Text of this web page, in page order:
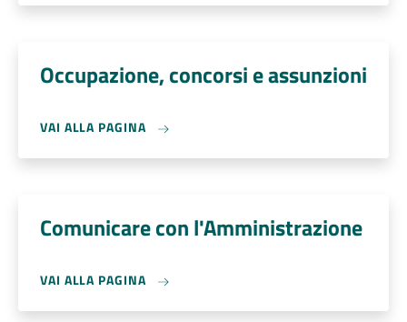
Occupazione, concorsi e assunzioni
VAI ALLA PAGINA
Comunicare con l'Amministrazione
VAI ALLA PAGINA